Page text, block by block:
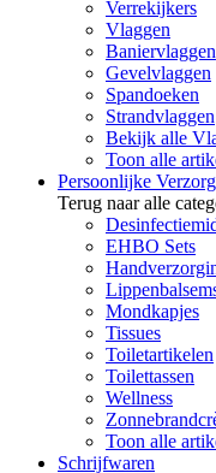
Verrekijkers
Vlaggen
Baniervlaggen
Gevelvlaggen
Spandoeken
Strandvlaggen
Bekijk alle
Toon alle
Persoonlijke
Terug naar alle
EHBO Sets
Mondkapjes
Tissues
Toiletartikelen
Toilettassen
Wellness
Toon alle
Schrijfwaren